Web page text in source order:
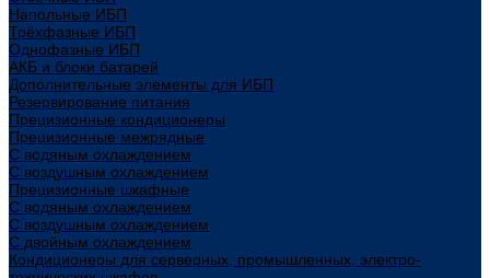
Напольные ИБП
Трёхфазные ИБП
Однофазные ИБП
АКБ и блоки батарей
Дополнительные элементы для ИБП
Резервирование питания
Прецизионные кондиционеры
Прецизионные межрядные
С водяным охлаждением
С воздушным охлаждением
Прецизионные шкафные
С водяным охлаждением
С воздушным охлаждением
С двойным охлаждением
Кондиционеры для серверных, промышленных, электро-